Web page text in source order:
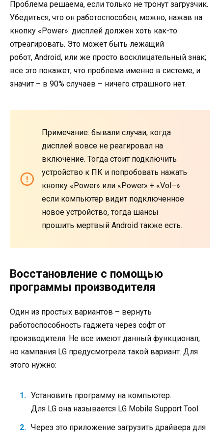
Проблема решаема, если только не тронут загрузчик.
Убедиться, что он работоспособен, можно, нажав на
кнопку «Power»: дисплей должен хоть как-то
отреагировать. Это может быть лежащий
робот, Android, или же просто восклицательный знак;
все это покажет, что проблема именно в системе, и
значит – в 90% случаев – ничего страшного нет.
Примечание: бывали случаи, когда
дисплей вовсе не реагировал на
включение. Тогда стоит подключить
устройство к ПК и попробовать нажать
кнопку «Power» или «Power» + «Vol–»:
если компьютер видит подключенное
новое устройство, тогда шансы
прошить мертвый Android также есть.
Восстановление с помощью
программы производителя
Один из простых вариантов – вернуть
работоспособность гаджета через софт от
производителя. Не все имеют данный функционал,
но кампания LG предусмотрела такой вариант. Для
этого нужно:
Установить программу на компьютер.
Для LG она называется LG Mobile Support Tool.
Через это приложение загрузить драйвера для